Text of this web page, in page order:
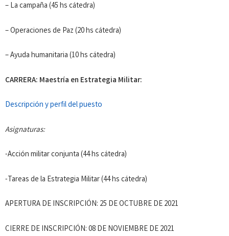
– La campaña (45 hs cátedra)
– Operaciones de Paz (20 hs cátedra)
– Ayuda humanitaria (10 hs cátedra)
CARRERA: Maestría en Estrategia Militar:
Descripción y perfil del puesto
Asignaturas:
-Acción militar conjunta (44 hs cátedra)
-Tareas de la Estrategia Militar (44 hs cátedra)
APERTURA DE INSCRIPCIÓN: 25 DE OCTUBRE DE 2021
CIERRE DE INSCRIPCIÓN: 08 DE NOVIEMBRE DE 2021